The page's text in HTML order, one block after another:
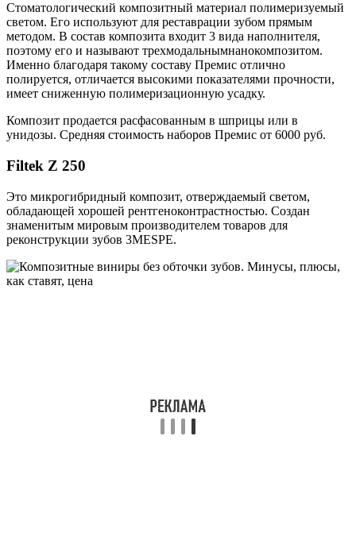
Стоматологический композитный материал полимеризуемый
светом. Его используют для реставрации зубом прямым
методом. В состав композита входит 3 вида наполнителя,
поэтому его и называют трехмодальнымнанокомпозитом.
Именно благодаря такому составу Премис отлично
полируется, отличается высокими показателями прочности,
имеет сниженную полимеризационную усадку.
Композит продается расфасованным в шприцы или в
унидозы. Средняя стоимость наборов Премис от 6000 руб.
Filtek Z 250
Это микрогибридный композит, отверждаемый светом,
обладающей хорошей рентгеноконтрастностью. Создан
знаменитым мировым производителем товаров для
реконструкции зубов 3MESPE.